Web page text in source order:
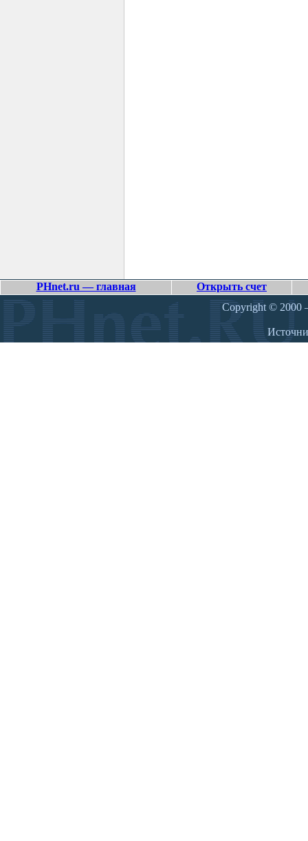
PHnet.ru — главная
Открыть счет
Copyright © 2000